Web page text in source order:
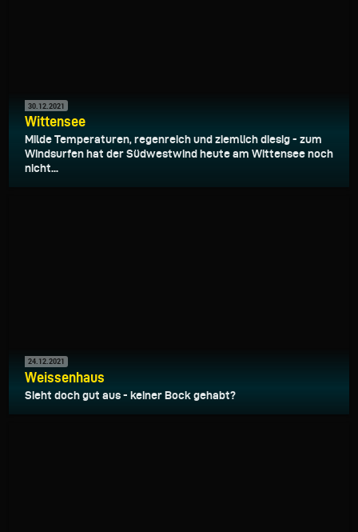
30.12.2021
Wittensee
Milde Temperaturen, regenreich und ziemlich diesig - zum
Windsurfen hat der Südwestwind heute am Wittensee noch
nicht...
24.12.2021
Weissenhaus
Sieht doch gut aus - keiner Bock gehabt?